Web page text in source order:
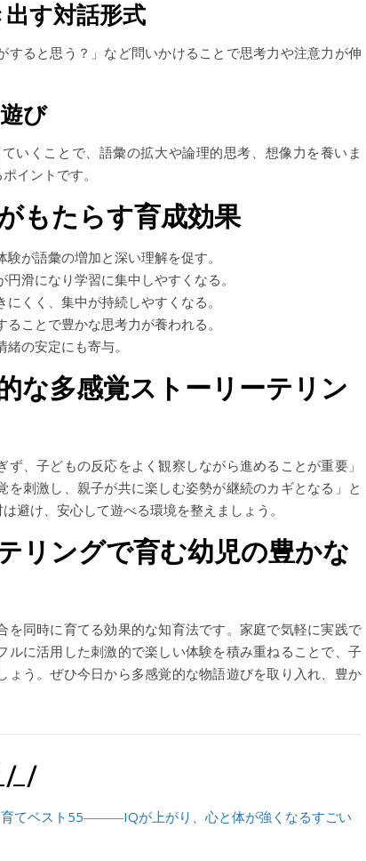
す対話形式
ると思う？」など問いかけることで思考力や注意力が伸
び
いくことで、語彙の拡大や論理的思考、想像力を養いま
イントです。
もたらす育成効果
が語彙の増加と深い理解を促す。
滑になり学習に集中しやすくなる。
くく、集中が持続しやすくなる。
ことで豊かな思考力が養われる。
の安定にも寄与。
な多感覚ストーリーテリン
、子どもの反応をよく観察しながら進めることが重要」
刺激し、親子が共に楽しむ姿勢が継続のカギとなる」と
避け、安心して遊べる環境を整えましょう。
リングで育む幼児の豊かな
同時に育てる効果的な知育法です。家庭で気軽に実践で
に活用した刺激的で楽しい体験を積み重ねることで、子
う。ぜひ今日から多感覚的な物語遊びを取り入れ、豊か
_/